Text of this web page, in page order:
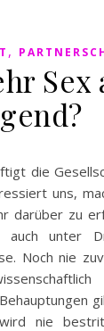
,
Sex
uns,
darüber zu
unter
Noch nie
nie